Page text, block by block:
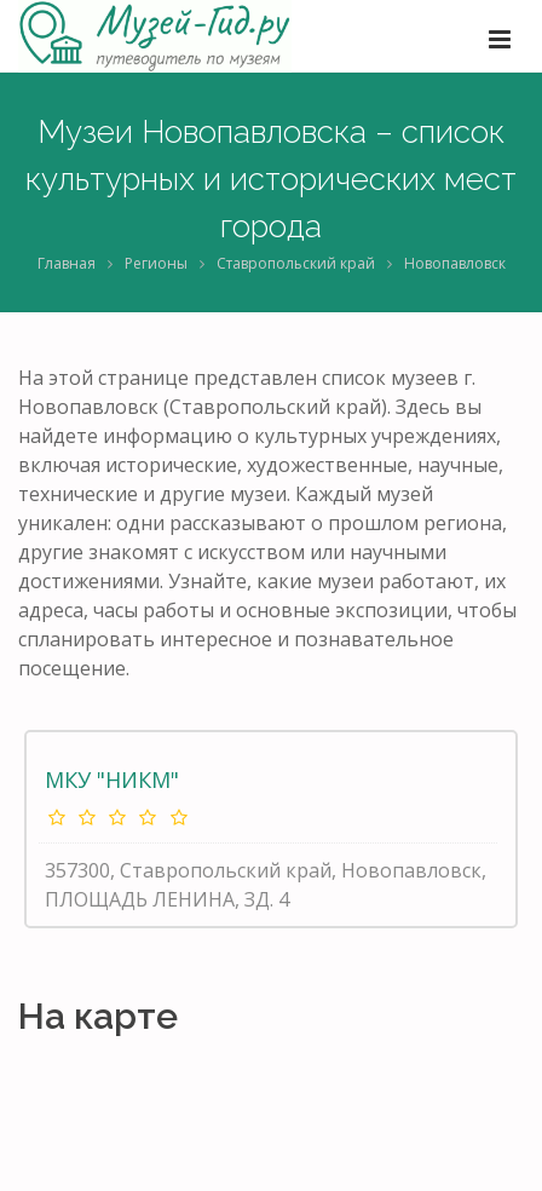
Музеи Новопавловска – список
культурных и исторических мест
города
Главная Регионы Ставропольский край Новопавловск
На этой странице представлен список музеев г.
Новопавловск (Ставропольский край). Здесь вы
найдете информацию о культурных учреждениях,
включая исторические, художественные, научные,
технические и другие музеи. Каждый музей
уникален: одни рассказывают о прошлом региона,
другие знакомят с искусством или научными
достижениями. Узнайте, какие музеи работают, их
адреса, часы работы и основные экспозиции, чтобы
спланировать интересное и познавательное
посещение.
МКУ "НИКМ"
357300, Ставропольский край, Новопавловск,
ПЛОЩАДЬ ЛЕНИНА, ЗД. 4
На карте